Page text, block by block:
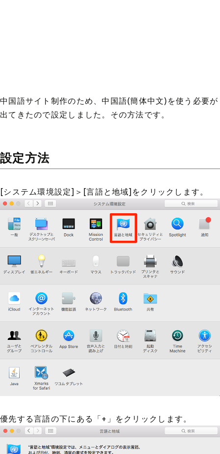
中国語サイト制作のため、中国語(簡体中文)を使う必要が
出てきたので設定しました。その方法です。
設定方法
[システム環境設定]＞[言語と地域]をクリックします。
優先する言語の下にある「+」をクリックします。